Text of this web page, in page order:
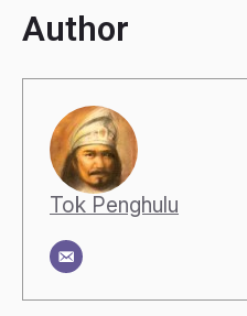
Author
Tok Penghulu